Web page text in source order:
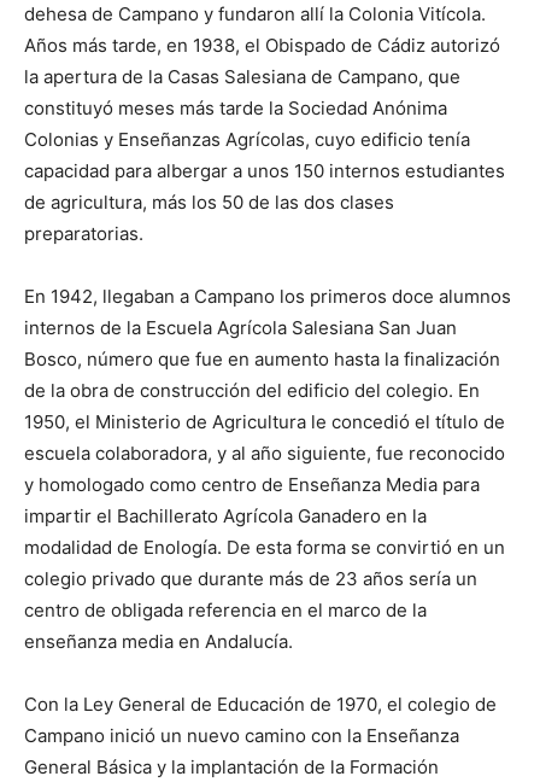
dehesa de Campano y fundaron allí la Colonia Vitícola.
Años más tarde, en 1938, el Obispado de Cádiz autorizó
la apertura de la Casas Salesiana de Campano, que
constituyó meses más tarde la Sociedad Anónima
Colonias y Enseñanzas Agrícolas, cuyo edificio tenía
capacidad para albergar a unos 150 internos estudiantes
de agricultura, más los 50 de las dos clases
preparatorias.
En 1942, llegaban a Campano los primeros doce alumnos
internos de la Escuela Agrícola Salesiana San Juan
Bosco, número que fue en aumento hasta la finalización
de la obra de construcción del edificio del colegio. En
1950, el Ministerio de Agricultura le concedió el título de
escuela colaboradora, y al año siguiente, fue reconocido
y homologado como centro de Enseñanza Media para
impartir el Bachillerato Agrícola Ganadero en la
modalidad de Enología. De esta forma se convirtió en un
colegio privado que durante más de 23 años sería un
centro de obligada referencia en el marco de la
enseñanza media en Andalucía.
Con la Ley General de Educación de 1970, el colegio de
Campano inició un nuevo camino con la Enseñanza
General Básica y la implantación de la Formación